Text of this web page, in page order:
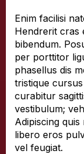
Enim facilisi
Hendrerit cras
bibendum.
per porttitor
phasellus dis
tristique
curabitur
vestibulum;
Adipiscing
libero eros
vel feugiat.